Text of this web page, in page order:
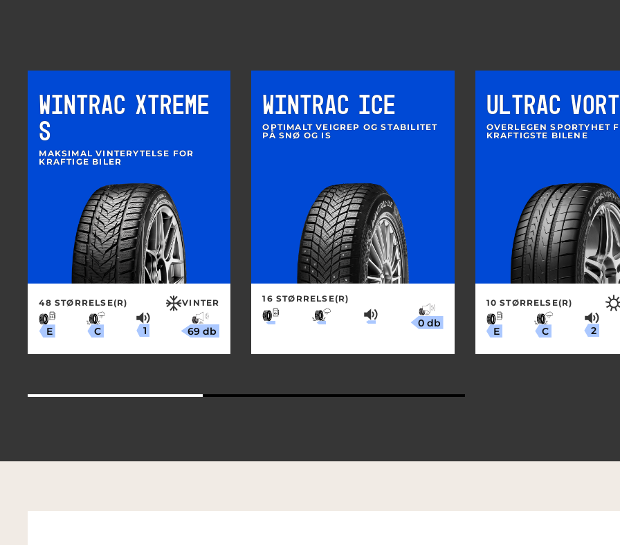
WINTRAC XTREME
S
MAKSIMAL VINTERYTELSE FOR
KRAFTIGE BILER
48 STØRRELSE(R) VINTER
E C 1 69 db
WINTRAC ICE
OPTIMALT VEIGREP OG STABILITET
PÅ SNØ OG IS
16 STØRRELSE(R)
0 db
ULTRAC
OVERLEGEN SPORTYHET
KRAFTIGSTE BILENE
10 STØRRELSE(R)
E C 2